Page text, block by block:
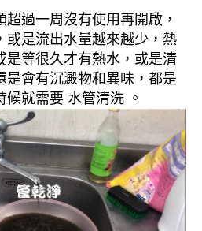
過一周沒有使用再開啟，
或是流出水量越來越少，熱
是等很久才有熱水，或是清
是會有沉澱物和異味，都是
就需要 水管清洗 。